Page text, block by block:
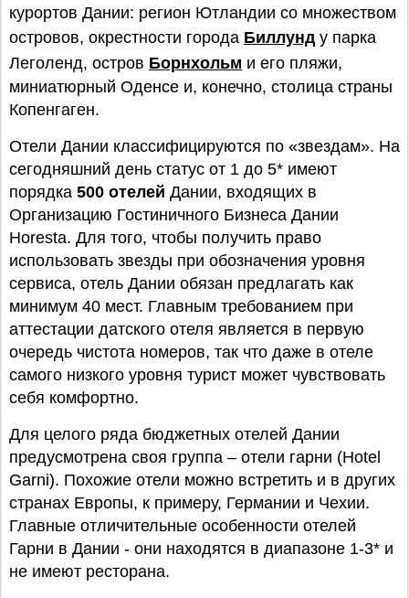
курортов Дании: регион Ютландии со множеством
островов, окрестности города Биллунду парка
Леголенд, остров Борнхольм и его пляжи,
миниатюрный Оденсе и, конечно, столица страны
Копенгаген.
Отели Дании классифицируются по «звездам». На
сегодняшний день статус от 1 до 5* имеют
порядка 500 отелей Дании, входящих в
Организацию Гостиничного Бизнеса Дании
Horesta. Для того, чтобы получить право
использовать звезды при обозначения уровня
сервиса, отель Дании обязан предлагать как
минимум 40 мест. Главным требованием при
аттестации датского отеля является в первую
очередь чистота номеров, так что даже в отеле
самого низкого уровня турист может чувствовать
себя комфортно.
Для целого ряда бюджетных отелей Дании
предусмотрена своя группа – отели гарни (Hotel
Garni). Похожие отели можно встретить и в других
странах Европы, к примеру, Германии и Чехии.
Главные отличительные особенности отелей
Гарни в Дании - они находятся в диапазоне 1-3* и
не имеют ресторана.